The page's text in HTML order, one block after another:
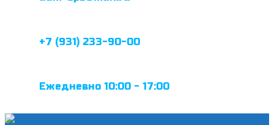
+7 (931) 233-90-00
Ежедневно 10:00 - 17:00